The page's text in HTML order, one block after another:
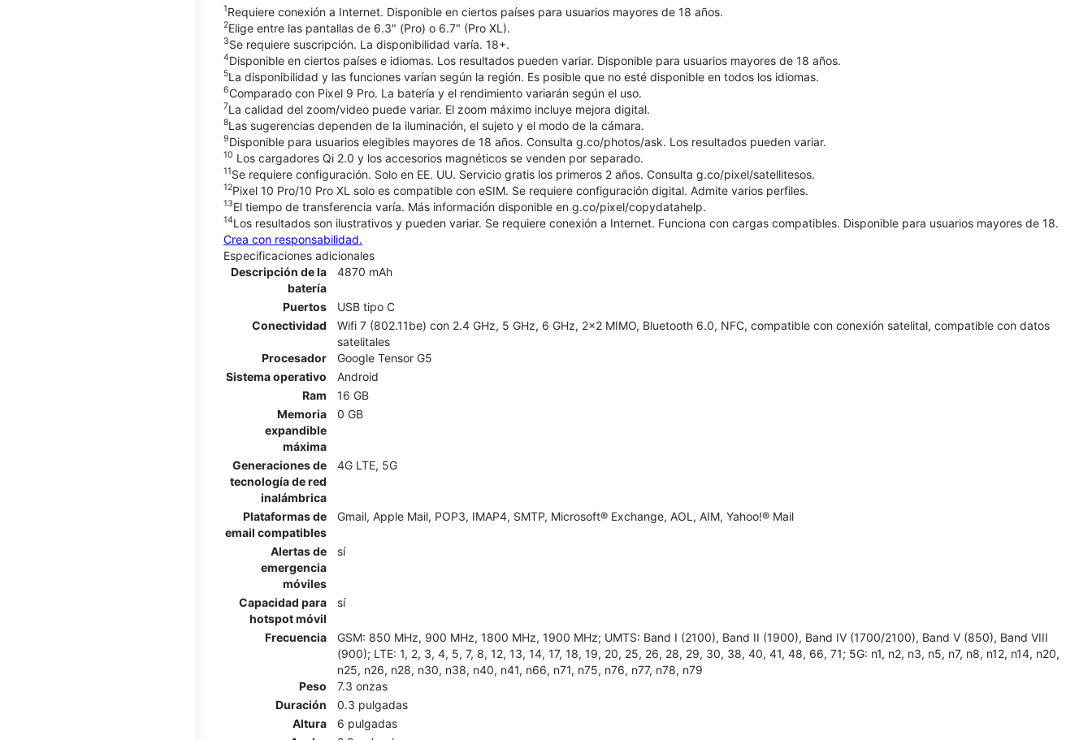
1Requiere conexión a Internet. Disponible en ciertos países para usuarios mayores de 18 años.
2Elige entre las pantallas de 6.3" (Pro) o 6.7" (Pro XL).
3Se requiere suscripción. La disponibilidad varía. 18+.
4Disponible en ciertos países e idiomas. Los resultados pueden variar. Disponible para usuarios mayores de 18 años.
5La disponibilidad y las funciones varían según la región. Es posible que no esté disponible en todos los idiomas.
6Comparado con Pixel 9 Pro. La batería y el rendimiento variarán según el uso.
7La calidad del zoom/video puede variar. El zoom máximo incluye mejora digital.
8Las sugerencias dependen de la iluminación, el sujeto y el modo de la cámara.
9Disponible para usuarios elegibles mayores de 18 años. Consulta g.co/photos/ask. Los resultados pueden variar.
10 Los cargadores Qi 2.0 y los accesorios magnéticos se venden por separado.
11Se requiere configuración. Solo en EE. UU. Servicio gratis los primeros 2 años. Consulta g.co/pixel/satellitesos.
12Pixel 10 Pro/10 Pro XL solo es compatible con eSIM. Se requiere configuración digital. Admite varios perfiles.
13El tiempo de transferencia varía. Más información disponible en g.co/pixel/copydatahelp.
14Los resultados son ilustrativos y pueden variar. Se requiere conexión a Internet. Funciona con cargas compatibles. Disponible para usuarios mayores de 18.
Crea con responsabilidad.
Especificaciones adicionales
Descripción de la
batería
4870 mAh
Puertos
USB tipo C
Conectividad
Wifi 7 (802.11be) con 2.4 GHz, 5 GHz, 6 GHz, 2x2 MIMO, Bluetooth 6.0, NFC, compatible con conexión satelital, compatible con datos
satelitales
Procesador
Google Tensor G5
Sistema operativo
Android
Ram
16 GB
Memoria
expandible
máxima
0 GB
Generaciones de
tecnología de red
inalámbrica
4G LTE, 5G
Plataformas de
email compatibles
Gmail, Apple Mail, POP3, IMAP4, SMTP, Microsoft® Exchange, AOL, AIM, Yahoo!® Mail
Alertas de
emergencia
móviles
sí
Capacidad para
hotspot móvil
sí
Frecuencia
GSM: 850 MHz, 900 MHz, 1800 MHz, 1900 MHz; UMTS: Band I (2100), Band II (1900), Band IV (1700/2100), Band V (850), Band VIII
(900); LTE: 1, 2, 3, 4, 5, 7, 8, 12, 13, 14, 17, 18, 19, 20, 25, 26, 28, 29, 30, 38, 40, 41, 48, 66, 71; 5G: n1, n2, n3, n5, n7, n8, n12, n14, n20,
n25, n26, n28, n30, n38, n40, n41, n66, n71, n75, n76, n77, n78, n79
Peso
7.3 onzas
Duración
0.3 pulgadas
Altura
6 pulgadas